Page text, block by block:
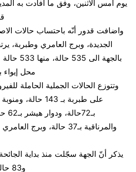
يوم أمس الاثنين، وفق ما أفادت به
واضافت قدور أنّه باحتساب حالات
الجديدة، وبرج العامري وطبربة،
بالجهة
محل إيواء
وتتوزع الحالات الجملية الحاملة
و83 حالة وفاة و517 حالة شفاء